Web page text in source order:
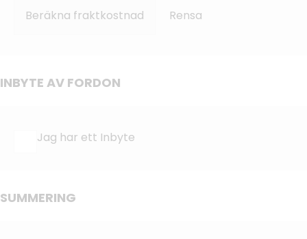
Beräkna fraktkostnad Rensa
INBYTE AV FORDON
Jag har ett Inbyte
SUMMERING